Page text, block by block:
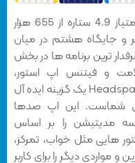
با امتیاز 4.9 ستاره از 655 هزار
جایگاه هشتم در میان
ترین برنامه ها در بخش
و فیتنس اپ استور،
Headspace یک گزینه ایده آل
این اپ صدها
را بر اساس
هایی مثل خواب، تمرکز،
مواردی دیگر را برای کاربر